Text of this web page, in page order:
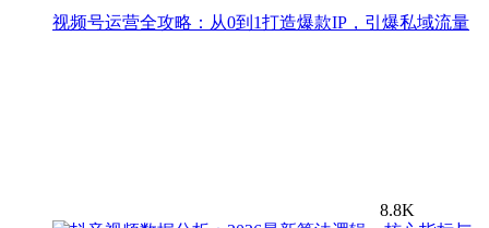
视频号运营全攻略：从0到1打造爆款IP，引爆私域流量
8.8K